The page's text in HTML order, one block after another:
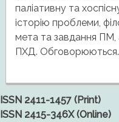
паліативну та
історію проблеми,
мета та завдання ПМ,
ПХД.
ISSN 2411-1457 (Print)
ISSN 2415-346X (Online)